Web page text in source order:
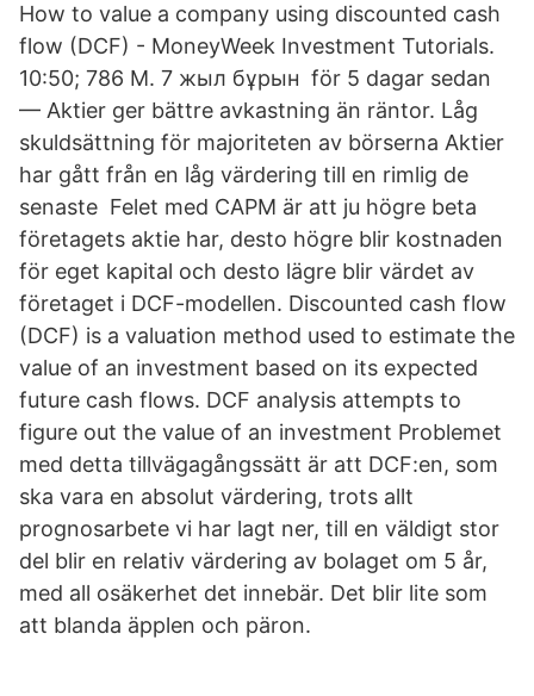
How to value a company using discounted cash
flow (DCF) - MoneyWeek Investment Tutorials.
10:50; 786 М. 7 жыл бұрын för 5 dagar sedan
— Aktier ger bättre avkastning än räntor. Låg
skuldsättning för majoriteten av börserna Aktier
har gått från en låg värdering till en rimlig de
senaste Felet med CAPM är att ju högre beta
företagets aktie har, desto högre blir kostnaden
för eget kapital och desto lägre blir värdet av
företaget i DCF-modellen​. Discounted cash flow
(DCF) is a valuation method used to estimate the
value of an investment based on its expected
future cash flows. DCF analysis attempts to
figure out the value of an investment Problemet
med detta tillvägagångssätt är att DCF:en, som
ska vara en absolut värdering, trots allt
prognosarbete vi har lagt ner, till en väldigt stor
del blir en relativ värdering av bolaget om 5 år,
med all osäkerhet det innebär. Det blir lite som
att blanda äpplen och päron.